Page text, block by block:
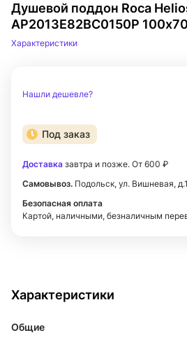
Душевой поддон Roca
AP2013E82BC0150P
Характеристики
Нашли дешевле?
Под заказ
Доставка завтра и позже. От 600 ₽
Самовывоз. Подольск, ул. Вишневая,
Безопасная оплата
Картой, наличными, безналичным
Характеристики
Общие